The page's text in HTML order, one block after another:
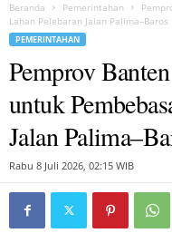
Beranda Pemerintahan
Lahan Pelebaran Jalan Palima–Baros
PEMERINTAHAN
Pemprov
untuk
Jalan
Rabu 8 Juli 2026, 02:15 WIB